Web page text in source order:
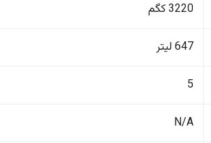
3220 کگم
647 لیتر
5
N/A